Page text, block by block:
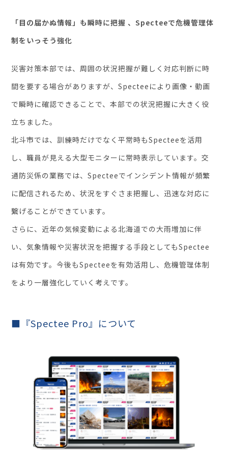
「目の届かぬ情報」も瞬時に把握 、Specteeで危機管理体
制をいっそう強化
災害対策本部では、周囲の状況把握が難しく対応判断に時
間を要する場合がありますが、Specteeにより画像・動画
で瞬時に確認できることで、本部での状況把握に大きく役
立ちました。
北斗市では、訓練時だけでなく平常時もSpecteeを活用
し、職員が見える大型モニターに常時表示しています。交
通防災係の業務では、Specteeでインシデント情報が頻繁
に配信されるため、状況をすぐさま把握し、迅速な対応に
繋げることができています。
さらに、近年の気候変動による北海道での大雨増加に伴
い、気象情報や災害状況を把握する手段としてもSpectee
は有効です。今後もSpecteeを有効活用し、危機管理体制
をより一層強化していく考えです。
■『Spectee Pro』について